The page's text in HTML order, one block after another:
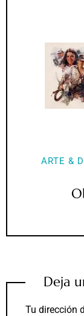
ARTE &
Deja
Tu dirección